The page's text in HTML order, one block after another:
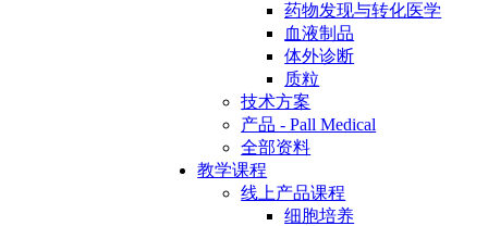
药物发现与转化医学
血液制品
体外诊断
质粒
技术方案
产品 - Pall Medical
全部资料
教学课程
线上产品课程
细胞培养